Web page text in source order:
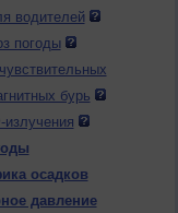
6 чт
0.0
738
6 чт
18:00
738
водителей
погоды
бурь
осадков
давление